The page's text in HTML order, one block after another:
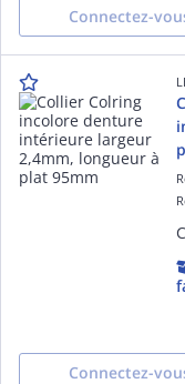
Connectez-
Connectez-